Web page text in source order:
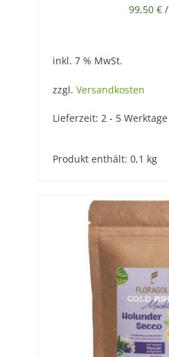
99,50 € /
inkl. 7 % MwSt.
zzgl. Versandkosten
Lieferzeit: 2 - 5 Werktage
Produkt enthält: 0,1 kg